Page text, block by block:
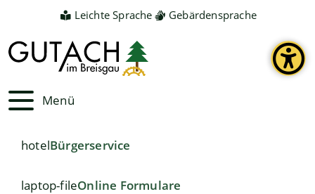
Leichte Sprache Gebärdensprache
Menü
hotelBürgerservice
laptop-fileOnline Formulare